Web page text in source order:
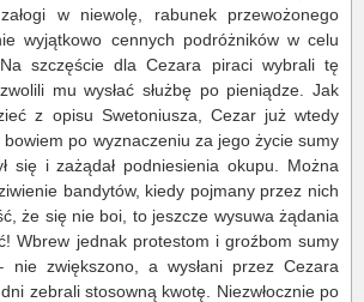
w niewolę, rabunek przewożonego
wyjątkowo cennych podróżników w celu
szczęście dla Cezara piraci wybrali tę
mu wysłać służbę po pieniądze. Jak
z opisu Swetoniusza, Cezar już wtedy
bowiem po wyznaczeniu za jego życie sumy
się i zażądał podniesienia okupu. Można
bandytów, kiedy pojmany przez nich
że się nie boi, to jeszcze wysuwa żądania
Wbrew jednak protestom i groźbom sumy
zwiększono, a wysłani przez Cezara
zebrali stosowną kwotę. Niezwłocznie po